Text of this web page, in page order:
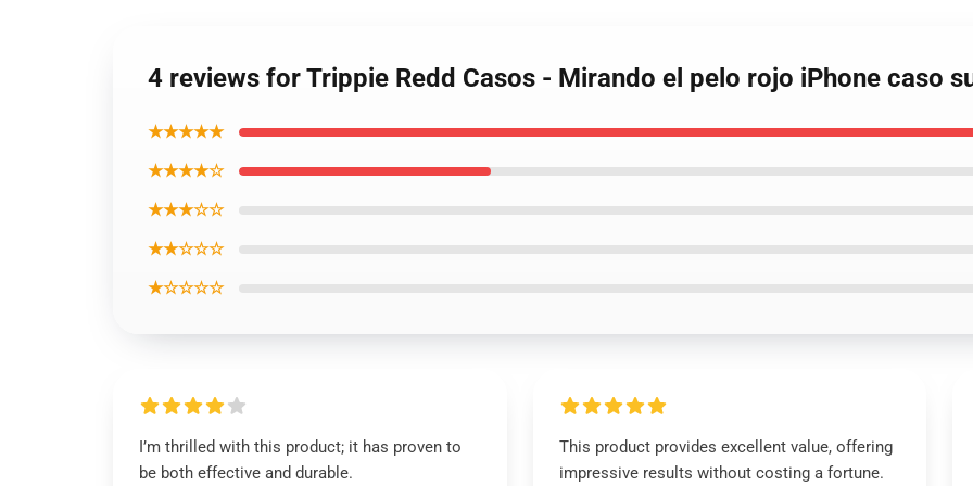
4 reviews for Trippie Redd Casos - Mirando el pelo rojo iPhone caso
★★★★★
★★★★☆
★★★☆☆
★★☆☆☆
★☆☆☆☆
I’m thrilled with this product; it has proven to
be both effective and durable.
This product provides excellent value, offering
impressive results without costing a fortune.